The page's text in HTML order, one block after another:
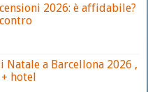
2026: è affidabile?
Natale a Barcellona 2026 ,
hotel